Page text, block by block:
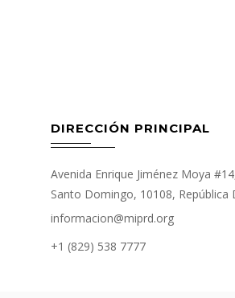
DIRECCIÓN PRINCIPAL
Avenida Enrique Jiménez Moya
Santo Domingo, 10108, República
informacion@miprd.org
+1 (829) 538 7777